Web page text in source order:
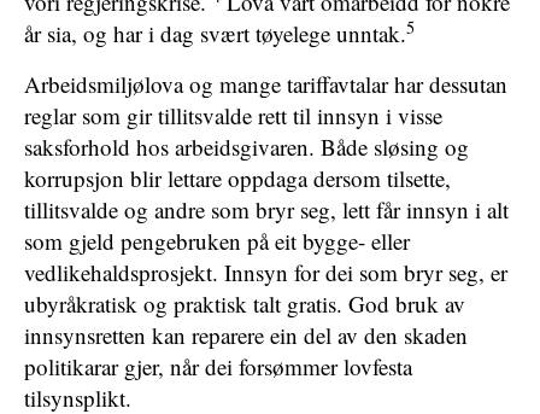
år sia, og har i dag svært tøyelege unntak.5
Arbeidsmiljølova og mange tariffavtalar har dessutan
reglar som gir tillitsvalde rett til innsyn i visse
saksforhold hos arbeidsgivaren. Både sløsing og
korrupsjon blir lettare oppdaga dersom tilsette,
tillitsvalde og andre som bryr seg, lett får innsyn i alt
som gjeld pengebruken på eit bygge- eller
vedlikehaldsprosjekt. Innsyn for dei som bryr seg, er
ubyråkratisk og praktisk talt gratis. God bruk av
innsynsretten kan reparere ein del av den skaden
politikarar gjer, når dei forsømmer lovfesta
tilsynsplikt.